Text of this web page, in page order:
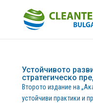
Устойчивото
стратегическо
Второто издание на
устойчиви практики и